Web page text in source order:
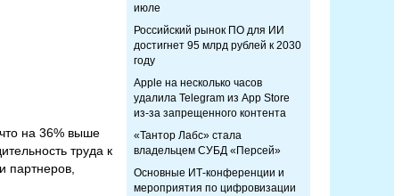
на 36% выше
труда к
партнеров,
июле
Российский рынок ПО для ИИ
достигнет 95 млрд рублей к 2030
году
Apple на несколько часов
удалила Telegram из App Store
из-за запрещенного контента
«Тантор Лабс» стала
владельцем СУБД «Персей»
Основные ИТ-конференции и
мероприятия по цифровизации